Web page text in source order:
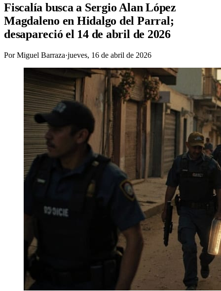
Fiscalía busca a Sergio Alan López
Magdaleno en Hidalgo del Parral;
desapareció el 14 de abril de 2026
PorMiguel Barraza·jueves, 16 de abril de 2026